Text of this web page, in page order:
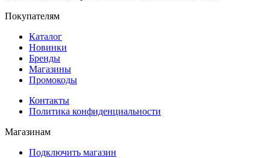
Покупателям
Каталог
Новинки
Бренды
Магазины
Промокоды
Контакты
Политика конфиденциальности
Магазинам
Подключить магазин